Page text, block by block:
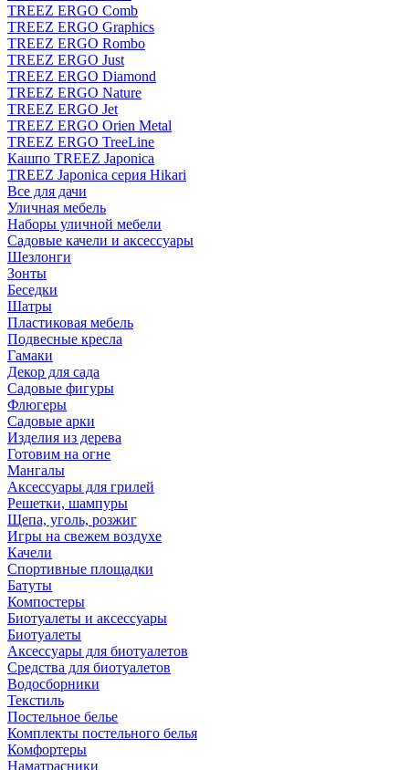
TREEZ ERGO Comb
TREEZ ERGO Graphics
TREEZ ERGO Rombo
TREEZ ERGO Just
TREEZ ERGO Diamond
TREEZ ERGO Nature
TREEZ ERGO Jet
TREEZ ERGO Orien Metal
TREEZ ERGO TreeLine
Кашпо TREEZ Japonica
TREEZ Japonica серия Hikari
Все для дачи
Уличная мебель
Наборы уличной мебели
Садовые качели и аксессуары
Шезлонги
Зонты
Беседки
Шатры
Пластиковая мебель
Подвесные кресла
Гамаки
Декор для сада
Садовые фигуры
Флюгеры
Садовые арки
Изделия из дерева
Готовим на огне
Мангалы
Аксессуары для грилей
Решетки, шампуры
Щепа, уголь, розжиг
Игры на свежем воздухе
Качели
Спортивные площадки
Батуты
Компостеры
Биотуалеты и аксессуары
Биотуалеты
Аксессуары для биотуалетов
Средства для биотуалетов
Водосборники
Текстиль
Постельное белье
Комплекты постельного белья
Комфортеры
Наматрасники